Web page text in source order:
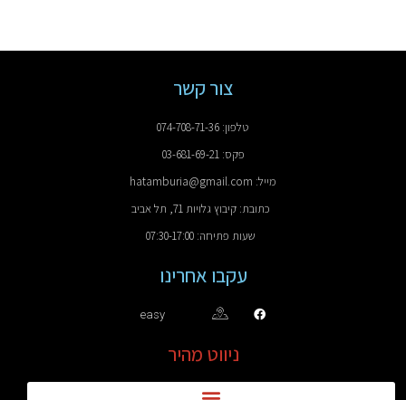
צור קשר
טלפון: 074-708-71-36
פקס: 03-681-69-21
מייל: hatamburia@gmail.com
כתובת: קיבוץ גלויות 71, תל אביב
שעות פתיחה: 07:30-17:00
עקבו אחרינו
easy
ניווט מהיר